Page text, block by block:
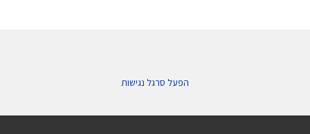
הפעל סרגל נגישות